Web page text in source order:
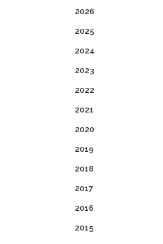
2026
2025
2024
2023
2022
2021
2020
2019
2018
2017
2016
2015